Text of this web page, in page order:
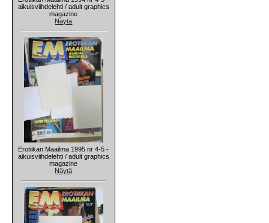
aikuisviihdelehti / adult graphics
magazine
Näytä
Erotiikan Maailma 1995 nr 4-5 -
aikuisviihdelehti / adult graphics
magazine
Näytä